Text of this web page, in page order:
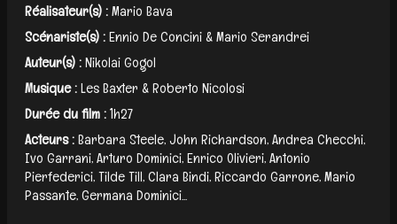
Réalisateur(s) :Mario Bava
Scénariste(s) :Ennio De Concini & Mario Serandrei
Auteur(s) :Nikolai Gogol
Musique :Les Baxter & Roberto Nicolosi
Durée du film :1h27
Acteurs :Barbara Steele, John Richardson, Andrea Checchi,
Ivo Garrani, Arturo Dominici, Enrico Olivieri, Antonio
Pierfederici, Tilde Till, Clara Bindi, Riccardo Garrone, Mario
Passante, Germana Dominici...